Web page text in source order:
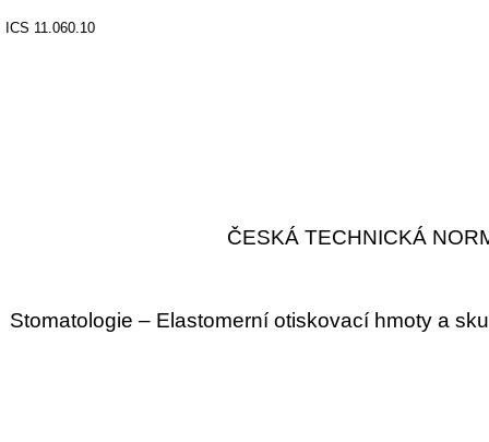
ICS 11.060.10
ČESKÁ TECHNICKÁ
Stomatologie – Elastomerní otiskovací hmoty a